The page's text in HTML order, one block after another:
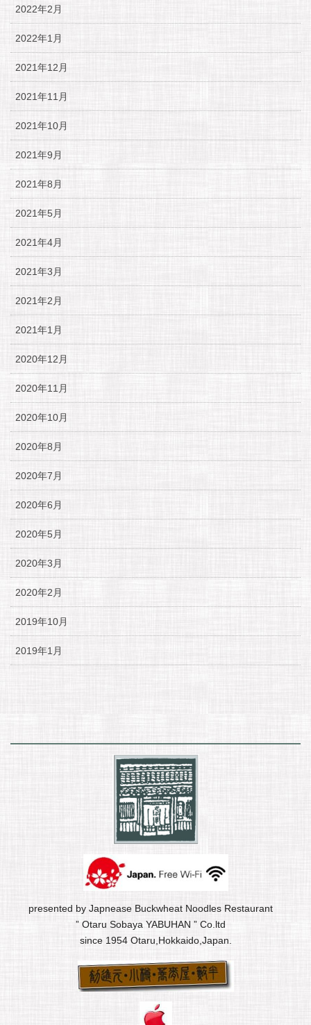
2022年2月
2022年1月
2021年12月
2021年11月
2021年10月
2021年9月
2021年8月
2021年5月
2021年4月
2021年3月
2021年2月
2021年1月
2020年12月
2020年11月
2020年10月
2020年8月
2020年7月
2020年6月
2020年5月
2020年3月
2020年2月
2019年10月
2019年1月
presented by Japnease Buckwheat Noodles Restaurant
” Otaru Sobaya YABUHAN ” Co.ltd
since 1954 Otaru,Hokkaido,Japan.
おたる祝津茨木家中出張り番屋フォトギャラリー